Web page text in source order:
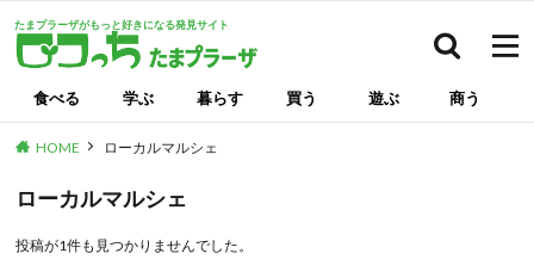
たまプラーザがもっと好きになる発見サイト
食べる 学ぶ 暮らす 買う 遊ぶ 商う
HOME ローカルマルシェ
ローカルマルシェ
投稿が1件も見つかりませんでした。